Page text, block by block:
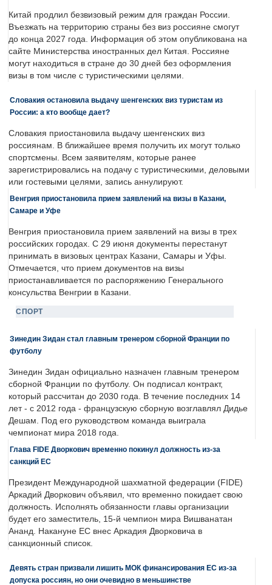
Китай продлил безвизовый режим для граждан России.
Въезжать на территорию страны без виз россияне смогут
до конца 2027 года. Информация об этом опубликована на
сайте Министерства иностранных дел Китая. Россияне
могут находиться в стране до 30 дней без оформления
визы в том числе с туристическими целями.
Словакия остановила выдачу шенгенских виз туристам из
России: а кто вообще дает?
Словакия приостановила выдачу шенгенских виз
россиянам. В ближайшее время получить их могут только
спортсмены. Всем заявителям, которые ранее
зарегистрировались на подачу с туристическими, деловыми
или гостевыми целями, запись аннулируют.
Венгрия приостановила прием заявлений на визы в Казани,
Самаре и Уфе
Венгрия приостановила прием заявлений на визы в трех
российских городах. С 29 июня документы перестанут
принимать в визовых центрах Казани, Самары и Уфы.
Отмечается, что прием документов на визы
приостанавливается по распоряжению Генерального
консульства Венгрии в Казани.
СПОРТ
Зинедин Зидан стал главным тренером сборной Франции по
футболу
Зинедин Зидан официально назначен главным тренером
сборной Франции по футболу. Он подписал контракт,
который рассчитан до 2030 года. В течение последних 14
лет - с 2012 года - французскую сборную возглавлял Дидье
Дешам. Под его руководством команда выиграла
чемпионат мира 2018 года.
Глава FIDE Дворкович временно покинул должность из-за
санкций ЕС
Президент Международной шахматной федерации (FIDE)
Аркадий Дворкович объявил, что временно покидает свою
должность. Исполнять обязанности главы организации
будет его заместитель, 15-й чемпион мира Вишванатан
Ананд. Накануне ЕС внес Аркадия Дворковича в
санкционный список.
Девять стран призвали лишить МОК финансирования ЕС из-за
допуска россиян, но они очевидно в меньшинстве